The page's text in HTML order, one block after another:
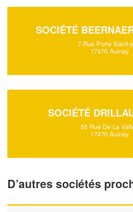
SOCIÉTÉ
7 Rue Porte Saint-
17470 Aulnay
SOCIÉTÉ
55 Rue De La
17470 Aulnay
D’autres sociétés